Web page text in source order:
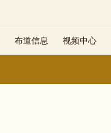
布道信息 视频中心